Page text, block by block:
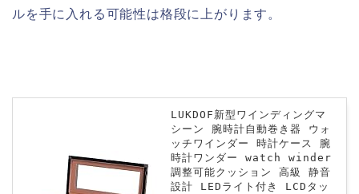
ルを手に入れる可能性は格段に上がります。
LUKDOF新型ワインディングマ
シーン 腕時計自動巻き器 ウォ
ッチワインダー 時計ケース 腕
時計ワンダー watch winder
調整可能クッション 高級 静音
設計 LEDライト付き LCDタッ